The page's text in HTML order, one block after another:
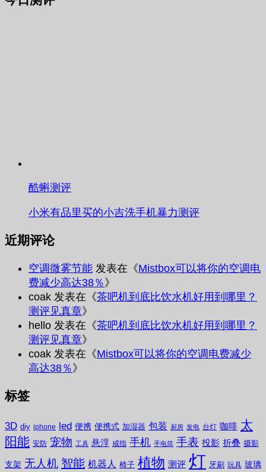
酷蝌测评
小米有品里买的小吉洗手机暴力测评
近期评论
空调微雾节能 发表在《Mistbox可以将你的空调电
费减少高达38％ 》
coak 发表在《茶吧机到底比饮水机好用到哪里？
测评见真章》
hello 发表在《茶吧机到底比饮水机好用到哪里？
测评见真章》
coak 发表在《Mistbox可以将你的空调电费减少
高达38％ 》
标签
3D diy iphone led 便携 便携式 加湿器 包装 厨房 发电 台灯 咖啡 太
阳能 安防 宠物 工具 悬浮 戒指 手机 手电筒 手表 投影 折叠 摄影
支架 无人机 智能 机器人 椅子 植物 测评 灯 牙刷 玩具 玻璃